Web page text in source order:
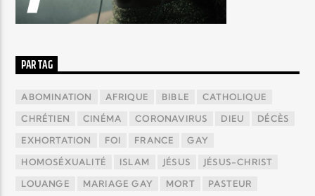
PAR TAG
ABOMINATION AFRIQUE BIBLE CATHOLIQUE
CHRÉTIEN CINÉMA CORONAVIRUS DIEU DÉCÈS
EXHORTATION FOI FRANCE GAY
HOMOSÉXUALITÉ ISLAM JÉSUS JÉSUS-CHRIST
LOUANGE MARIAGE GAY MORT PASTEUR